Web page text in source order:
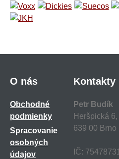
O nás
Obchodné
podmienky
Spracovanie
osobných
údajov
Kontakty
Petr Budík
Heršpická 6,
639 00 Brno
IČ: 75478731